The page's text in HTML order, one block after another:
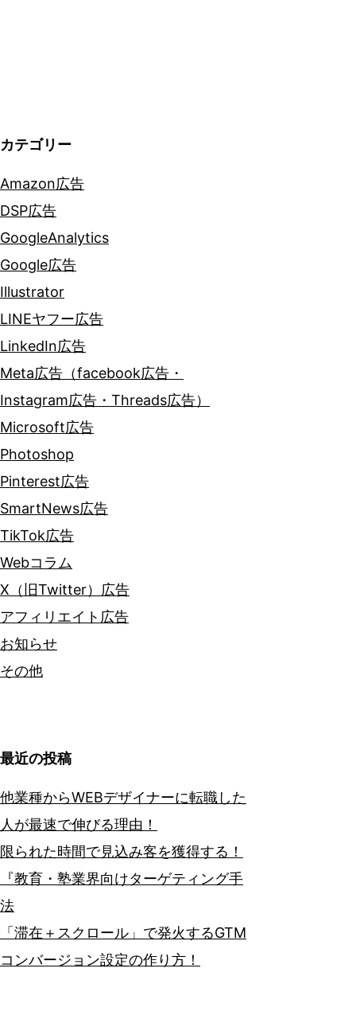
ン
カテゴリー
Amazon広告
DSP広告
GoogleAnalytics
Google広告
Illustrator
LINEヤフー広告
LinkedIn広告
Meta広告（facebook広告・
Instagram広告・Threads広告）
Microsoft広告
Photoshop
Pinterest広告
SmartNews広告
TikTok広告
Webコラム
X（旧Twitter）広告
アフィリエイト広告
お知らせ
その他
最近の投稿
他業種からWEBデザイナーに転職した
人が最速で伸びる理由！
限られた時間で見込み客を獲得する！
『教育・塾業界向けターゲティング手
法
「滞在＋スクロール」で発火するGTM
コンバージョン設定の作り方！